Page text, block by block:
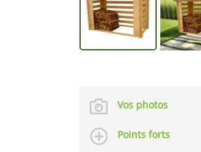
Vos photos
Points forts